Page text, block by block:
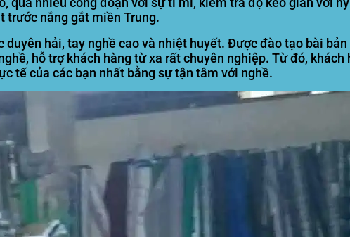
trước nắng gắt miền Trung.
hải, tay nghề cao và nhiệt huyết. Được đào tạo bài
hỗ trợ khách hàng từ xa rất chuyên nghiệp. Từ đó, khách
tế của các bạn nhất bằng sự tận tâm với nghề.